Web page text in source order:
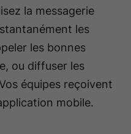
la messagerie
les
les bonnes
ou diffuser les
équipes reçoivent
mobile.